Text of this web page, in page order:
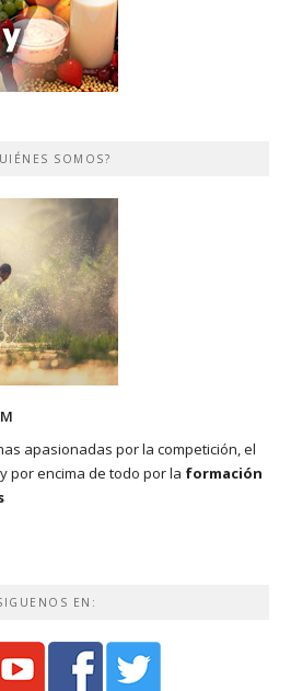
SOMOS?
apasionadas por la competición, el
por encima de todo por la formación
EN: